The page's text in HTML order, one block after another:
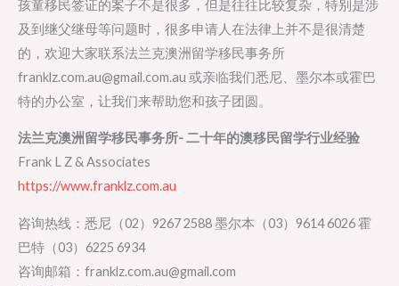
孩童移民签证的案子不是很多，但是往往比较复杂，特别是涉
及到继父继母等问题时，很多申请人在法律上并不是很清楚
的，欢迎大家联系法兰克澳洲留学移民事务所
franklz.com.au@gmail.com.au 或亲临我们悉尼、墨尔本或霍巴
特的办公室，让我们来帮助您和孩子团圆。
法兰克澳洲留学移民事务所- 二十年的澳移民留学行业经验
Frank L Z & Associates
https://www.franklz.com.au
咨询热线：悉尼（02）9267 2588 墨尔本（03）9614 6026 霍
巴特（03）6225 6934
咨询邮箱：franklz.com.au@gmail.com